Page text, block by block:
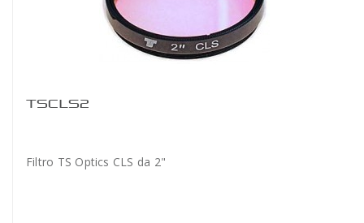
TSCLS2
Filtro TS Optics CLS da 2"